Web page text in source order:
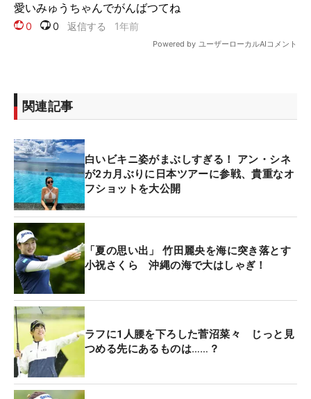
関連記事
白いビキニ姿がまぶしすぎる！ アン・シネ
が2カ月ぶりに日本ツアーに参戦、貴重なオ
フショットを大公開
「夏の思い出」 竹田麗央を海に突き落とす
小祝さくら 沖縄の海で大はしゃぎ！
ラフに1人腰を下ろした菅沼菜々 じっと見
つめる先にあるものは……？